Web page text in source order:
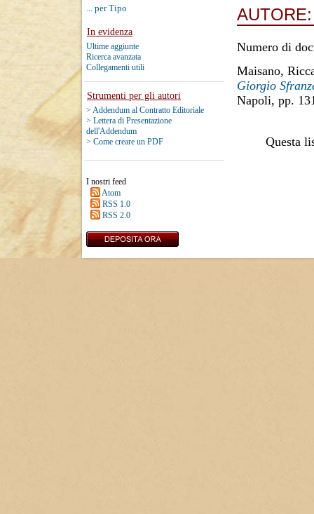
... per Tipo
In evidenza
Ultime aggiunte
Ricerca avanzata
Collegamenti utili
Strumenti per gli autori
> Addendum al Contratto Editoriale
> Lettera di Presentazione
dell'Addendum
> Come creare un PDF
I nostri feed
Atom
RSS 1.0
RSS 2.0
Numero di
Maisano,
Giorgio
Napoli, pp.
Questa